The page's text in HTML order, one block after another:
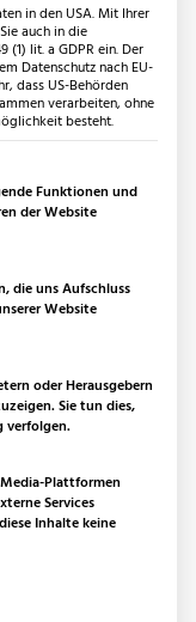
für Ihr
Projekt im
in den USA. Mit Ihrer
auch in die
lit. a GDPR ein. Der
Datenschutz nach EU-
dass US-Behörden
verarbeiten, ohne
besteht.
für die eine
Funktionen und
der Website
die uns Aufschluss
Website
oder Herausgebern
Sie tun dies,
verfolgen.
Plattformen
Services
Inhalte keine